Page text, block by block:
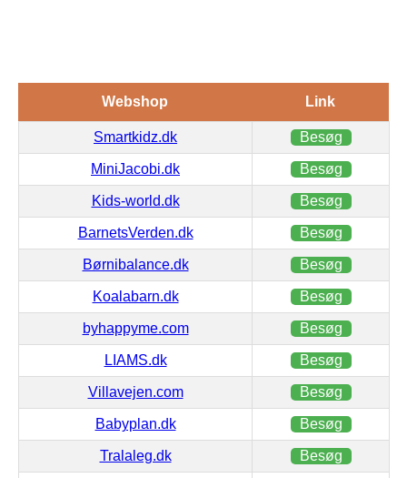
Webshop Link
Smartkidz.dk Besøg
MiniJacobi.dk Besøg
Kids-world.dk Besøg
BarnetsVerden.dk Besøg
Børnibalance.dk Besøg
Koalabarn.dk Besøg
byhappyme.com Besøg
LIAMS.dk Besøg
Villavejen.com Besøg
Babyplan.dk Besøg
Tralaleg.dk Besøg